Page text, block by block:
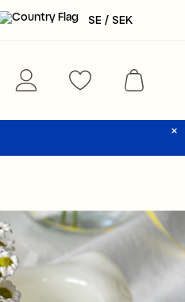
SE / SEK